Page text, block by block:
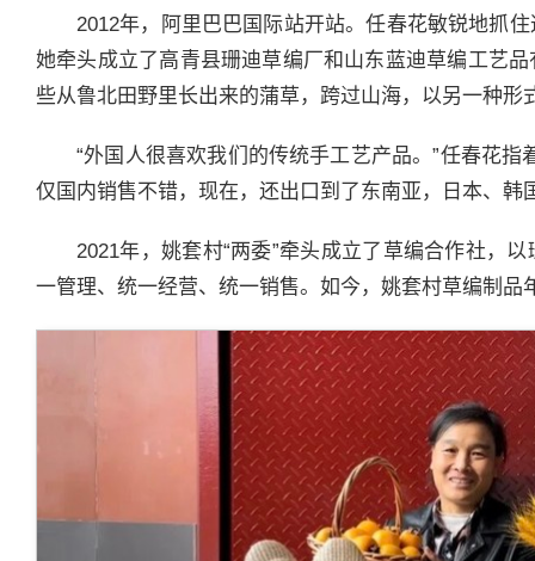
2012年，阿里巴巴国际站开站。任春花敏锐地抓
她牵头成立了高青县珊迪草编厂和山东蓝迪草编工艺
些从鲁北田野里长出来的蒲草，跨过山海，以另一种形
“外国人很喜欢我们的传统手工艺产品。”任春花
仅国内销售不错，现在，还出口到了东南亚，日本、韩
2021年，姚套村“两委”牵头成立了草编合作社，
一管理、统一经营、统一销售。如今，姚套村草编制品